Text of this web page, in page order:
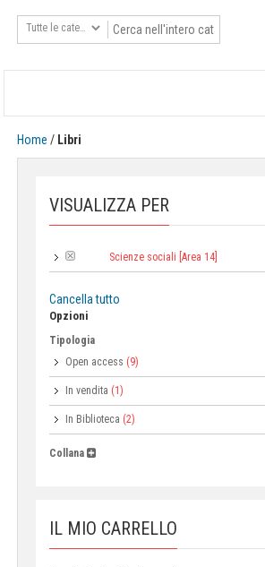
Home / Libri
VISUALIZZA PER
Scienze sociali [Area 14]
Cancella tutto
Opzioni
Tipologia
Open access (9)
In vendita (1)
In Biblioteca (2)
Collana
IL MIO CARRELLO